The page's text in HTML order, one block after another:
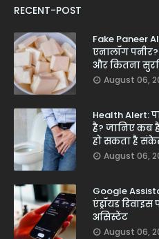
RECENT-POST
Fake Paneer
एनालॉग
और कितना
August 06,
Health Alert:
है? जानिए कब
हो सकता है
August 06,
Google
एंड्रॉयड
असिस्टेंट
August 06,